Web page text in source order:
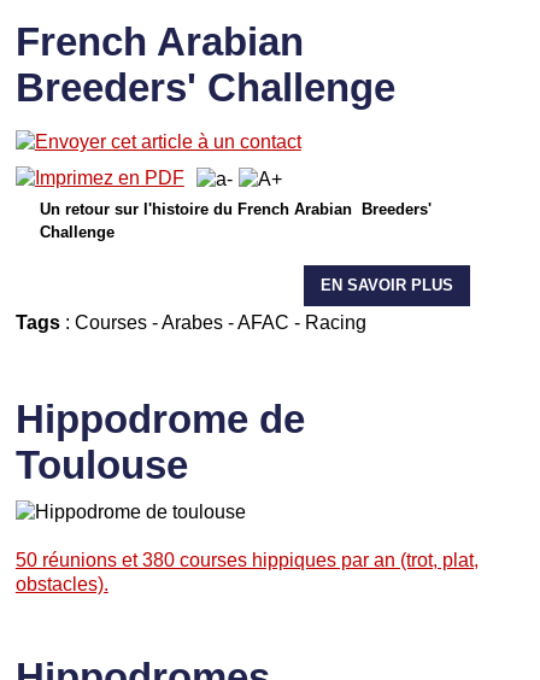
French Arabian
Breeders' Challenge
Un retour sur l'histoire du French Arabian Breeders'
Challenge
EN SAVOIR PLUS
Tags: Courses-Arabes-AFAC - Racing
Hippodrome de
Toulouse
50 réunions et 380 courses hippiques par an (trot, plat,
obstacles).